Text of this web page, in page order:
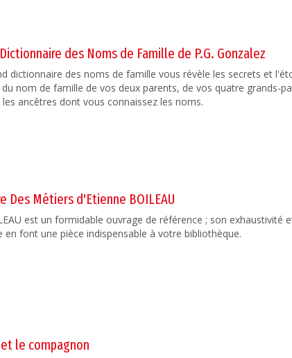
des Noms de Famille de P.G. Gonzalez
dictionnaire des noms de famille vous révèle les secrets et
nom de famille de vos deux parents, de vos quatre grands-
ancêtres dont vous connaissez les noms.
Des Métiers d'Etienne BOILEAU
est un formidable ouvrage de référence ; son exhaustivité
en font une pièce indispensable à votre bibliothèque.
le compagnon